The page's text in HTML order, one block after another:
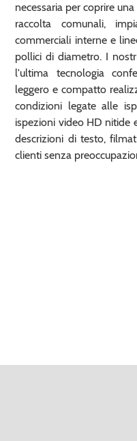
necessaria per coprire
raccolta comunali,
commerciali interne e
pollici di diametro. I
l'ultima tecnologia
leggero e compatto
condizioni legate alle
ispezioni video HD nitide
descrizioni di testo,
clienti senza